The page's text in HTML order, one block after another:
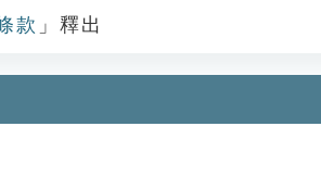
款 」釋出